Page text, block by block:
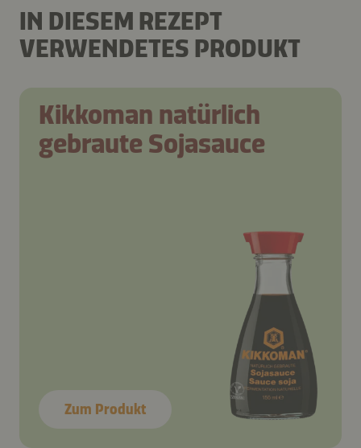
IN DIESEM REZEPT
VERWENDETES PRODUKT
Kikkoman natürlich
gebraute Sojasauce
Zum Produkt